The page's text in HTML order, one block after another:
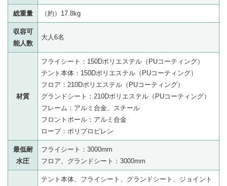
総重量 （約）17.8kg
収容可
能人数
大人6名
材質
フライシート：150Dポリエステル（PUコーティング）
テント本体：150Dポリエステル（PUコーティング）
フロア：210Dポリエステル（PUコーティング）
グランドシート：210Dポリエステル（PUコーティング）
フレーム：アルミ合金、スチール
フロントポール：アルミ合金
ロープ：ポリプロピレン
最低耐
水圧
フライシート：3000mm
フロア、グランドシート：3000mm
テント本体、フライシート、グランドシート、ジョイント